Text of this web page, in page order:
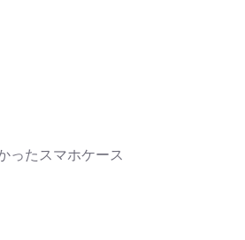
ったスマホケース